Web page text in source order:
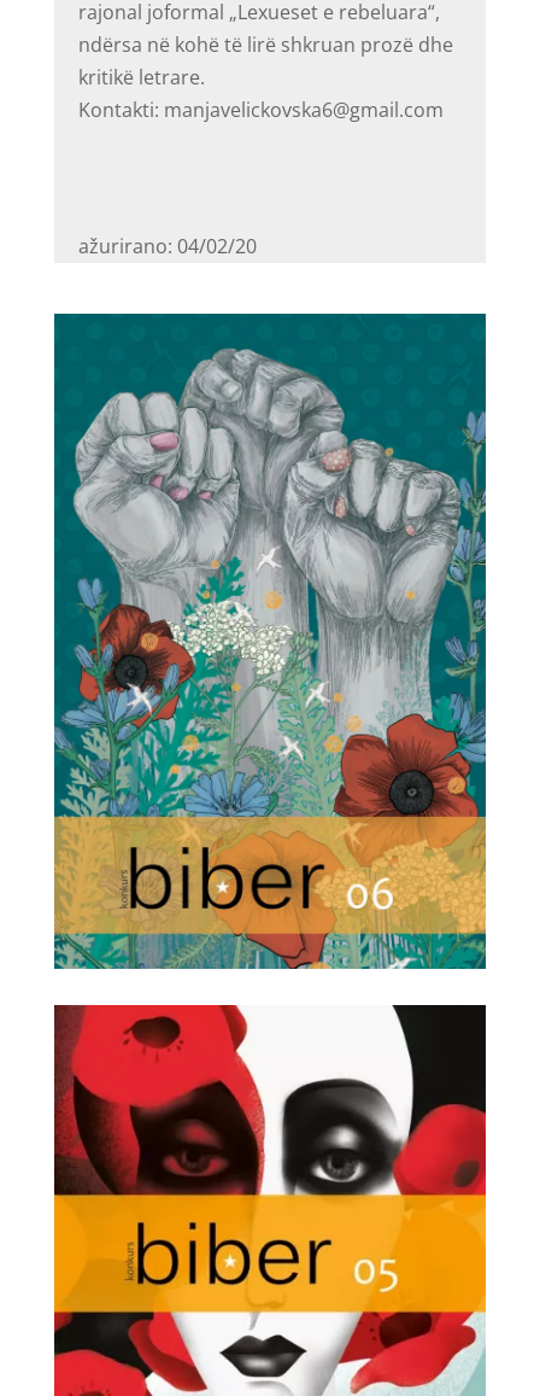
rajonal joformal „Lexueset e rebeluara“,
ndërsa në kohë të lirë shkruan prozë dhe
kritikë letrare.
Kontakti: manjavelickovska6@gmail.com
ažurirano: 04/02/20